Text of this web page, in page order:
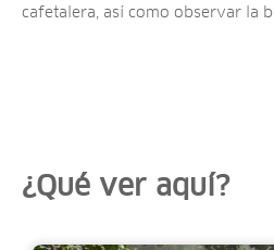
cafetalera, así como observar la
¿Qué ver aquí?